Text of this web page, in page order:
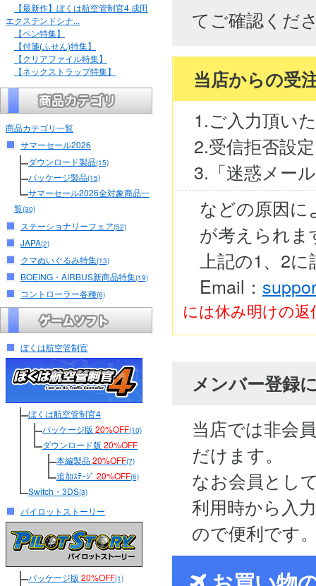
【最新作】ぼくは航空管制官4 成田
エクステンドシナ...
【ペン特集】
【付箋(ふせん)特集】
【クリアファイル特集】
【ネックストラップ特集】
商品カテゴリ一覧
サマーセール2026
ダウンロード製品(15)
パッケージ製品(15)
サマーセール2026全対象商品一
覧(30)
ステーショナリーフェア(52)
JAPA(2)
クマぬいぐるみ特集(13)
BOEING・AIRBUS新商品特集(19)
コントローラー各種(6)
ぼくは航空管制官
ぼくは航空管制官4
パッケージ版 20%OFF(10)
ダウンロード版 20%OFF
本編製品20%OFF(7)
追加ｽﾃｰｼﾞ 20%OFF(6)
Switch・3DS(3)
パイロットストーリー
パッケージ版 20%OFF(1)
てご確認くだ
当店からの受
1.ご入力頂い
2.受信拒否設
3.「迷惑メー
などの原因
が考えられま
上記の1、2
Email：
には休み明けの
メンバー登録
当店では非会
だけます。
なお会員とし
利用時から入
ので便利です